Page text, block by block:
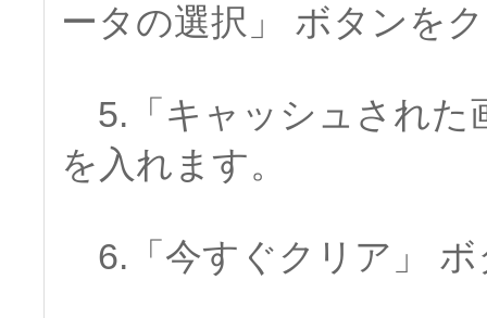
ータの選択」 ボタンを
5.「キャッシュされた
を入れます。
6.「今すぐクリア」